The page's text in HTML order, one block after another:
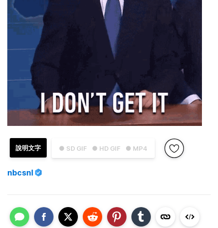
● SD GIF ● HD GIF ● MP4
說明文字
nbcsnl